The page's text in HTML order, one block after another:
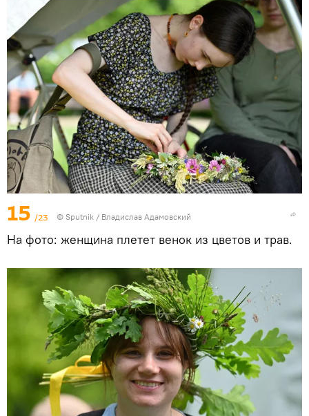
15 /23 © Sputnik / Владислав Адамовский
На фото: женщина плетет венок из цветов и трав.